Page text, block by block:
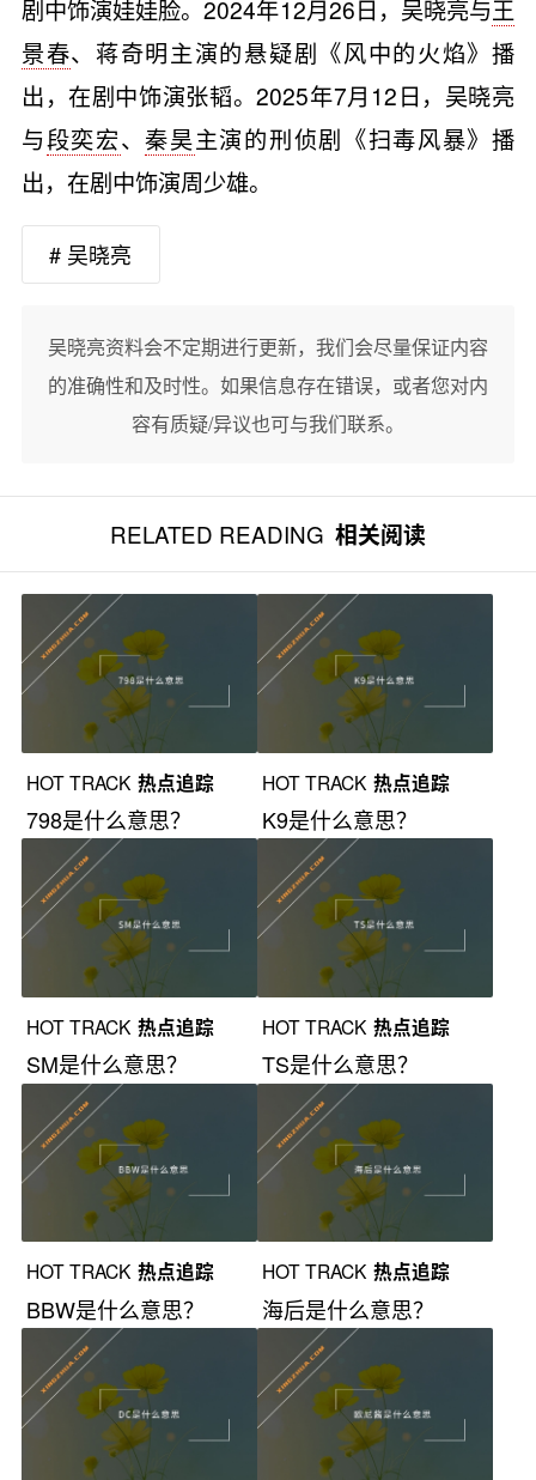
剧中饰演娃娃脸。2024年12月26日，吴晓亮与王
景春、蒋奇明主演的悬疑剧《风中的火焰》播
出，在剧中饰演张韬。2025年7月12日，吴晓亮
与段奕宏、秦昊主演的刑侦剧《扫毒风暴》播
出，在剧中饰演周少雄。
# 吴晓亮
吴晓亮资料会不定期进行更新，我们会尽量保证内容
的准确性和及时性。如果信息存在错误，或者您对内
容有质疑/异议也可与我们联系。
RELATED READING 相关阅读
HOT TRACK 热点追踪
798是什么意思？
HOT TRACK 热点追踪
K9是什么意思？
HOT TRACK 热点追踪
SM是什么意思？
HOT TRACK 热点追踪
TS是什么意思？
HOT TRACK 热点追踪
BBW是什么意思？
HOT TRACK 热点追踪
海后是什么意思？